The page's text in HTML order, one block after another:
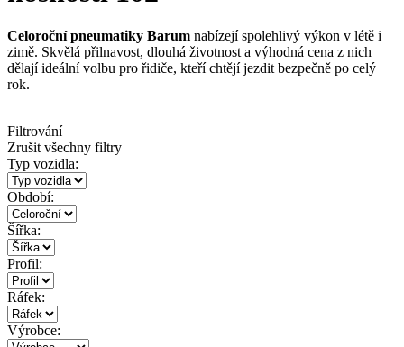
Celoroční pneumatiky Barum nabízejí spolehlivý výkon v létě i
zimě. Skvělá přilnavost, dlouhá životnost a výhodná cena z nich
dělají ideální volbu pro řidiče, kteří chtějí jezdit bezpečně po celý
rok.
Filtrování
Zrušit všechny filtry
Typ vozidla:
Období:
Šířka:
Profil:
Ráfek:
Výrobce: